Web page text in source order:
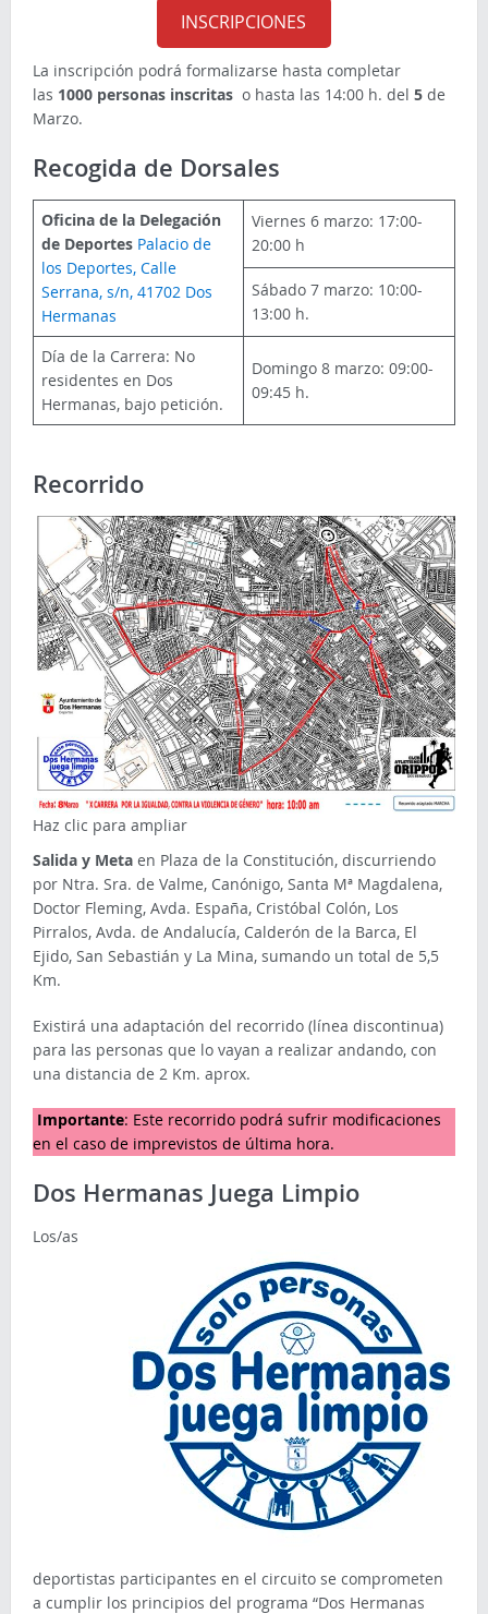
INSCRIPCIONES
La inscripción podrá formalizarse hasta completar
las 1000 personas inscritas o hasta las 14:00 h. del 5de
Marzo.
Recogida de Dorsales
Oficina de la Delegación
de Deportes Palacio de
los Deportes, Calle
Serrana, s/n, 41702 Dos
Hermanas
Viernes 6 marzo: 17:00-
20:00 h
Sábado 7 marzo: 10:00-
13:00 h.
Día de la Carrera: No
residentes en Dos
Hermanas, bajo petición.
Domingo 8 marzo: 09:00-
09:45 h.
Recorrido
Haz clic para ampliar
Salida y Meta en Plaza de la Constitución, discurriendo
por Ntra. Sra. de Valme, Canónigo, Santa Mª Magdalena,
Doctor Fleming, Avda. España, Cristóbal Colón, Los
Pirralos, Avda. de Andalucía, Calderón de la Barca, El
Ejido, San Sebastián y La Mina, sumando un total de 5,5
Km.
Existirá una adaptación del recorrido (línea discontinua)
para las personas que lo vayan a realizar andando, con
una distancia de 2 Km. aprox.
Importante: Este recorrido podrá sufrir modificaciones
en el caso de imprevistos de última hora.
Dos Hermanas Juega Limpio
Los/as
deportistas participantes en el circuito se comprometen
a cumplir los principios del programa “Dos Hermanas